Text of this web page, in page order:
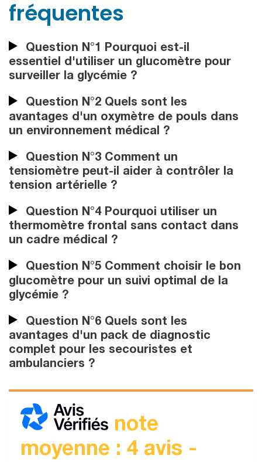
fréquentes
Question N°1 Pourquoi est-il
essentiel d'utiliser un glucomètre pour
surveiller la glycémie ?
Question N°2 Quels sont les
avantages d'un oxymètre de pouls dans
un environnement médical ?
Question N°3 Comment un
tensiomètre peut-il aider à contrôler la
tension artérielle ?
Question N°4 Pourquoi utiliser un
thermomètre frontal sans contact dans
un cadre médical ?
Question N°5 Comment choisir le bon
glucomètre pour un suivi optimal de la
glycémie ?
Question N°6 Quels sont les
avantages d'un pack de diagnostic
complet pour les secouristes et
ambulanciers ?
note
moyenne : 4 avis -